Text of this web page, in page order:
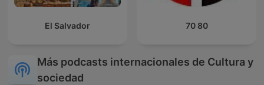
El Salvador 70 80
Más podcasts internacionales de Cultura y
sociedad